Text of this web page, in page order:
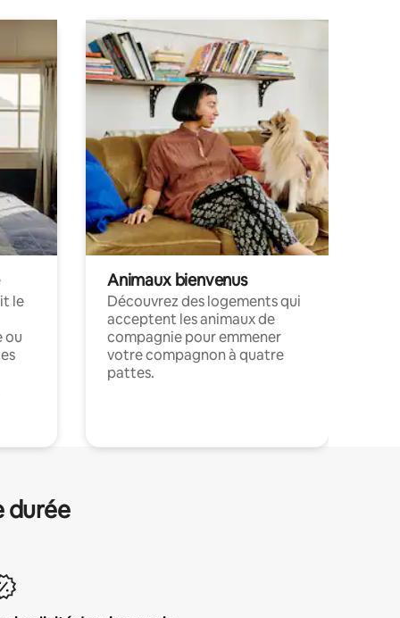
le
ou
Animaux bienvenus
Découvrez des logements qui
acceptent les animaux de
compagnie pour emmener
votre compagnon à quatre
pattes.
durée